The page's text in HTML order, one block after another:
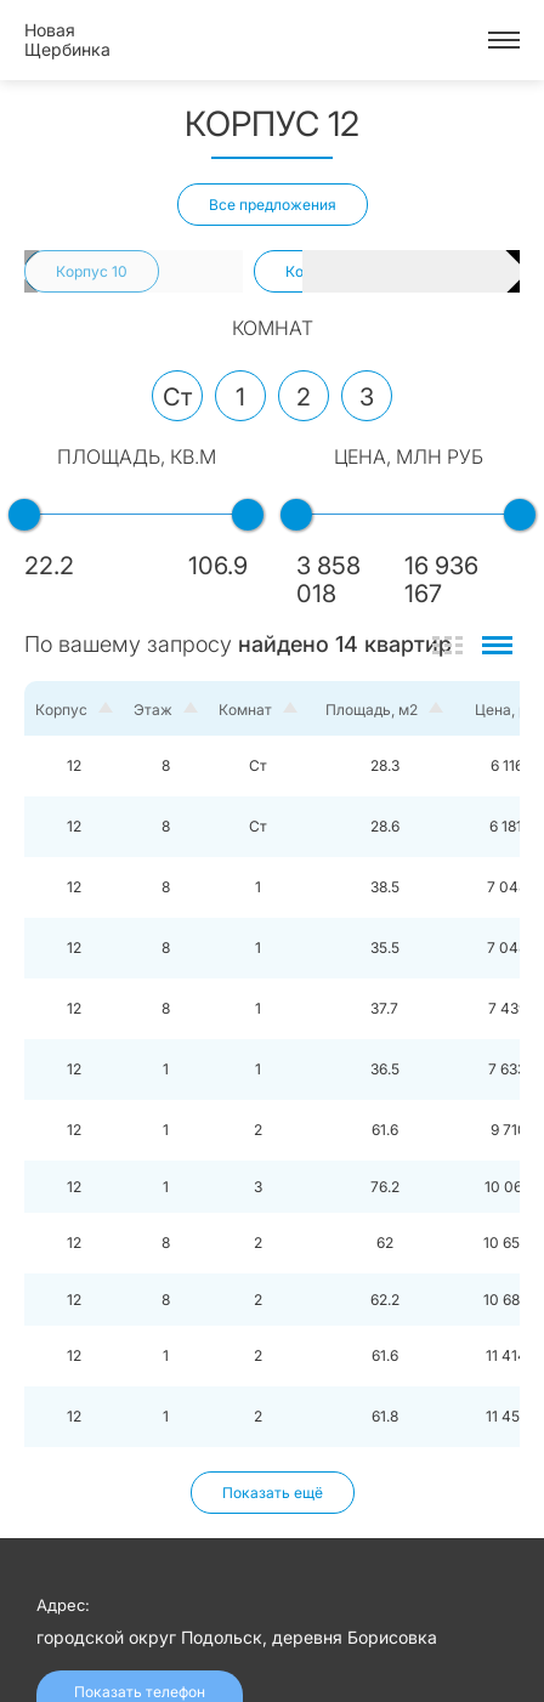
Новая
Щербинка
КОРПУС 12
Все предложения
Корпус 10 Корпус 11
КОМНАТ
Ст 1 2 3
ПЛОЩАДЬ, КВ.М
22.2 106.9
ЦЕНА, МЛН РУБ
3 858
018
16 936
167
По вашему запросу найдено 14 квартир
Корпус Этаж Комнат Площадь, м2 Цена, руб
12 8 Ст 28.3 6 116
12 8 Ст 28.6 6 181
12 8 1 38.5 7 048
12 8 1 35.5 7 048
12 8 1 37.7 7 439
12 1 1 36.5 7 633
12 1 2 61.6 9 710
12 1 3 76.2 10 065
12 8 2 62 10 654
12 8 2 62.2 10 689
12 1 2 61.6 11 414
12 1 2 61.8 11 451
Показать ещё
Адрес:
городской округ Подольск, деревня Борисовка
Показать телефон